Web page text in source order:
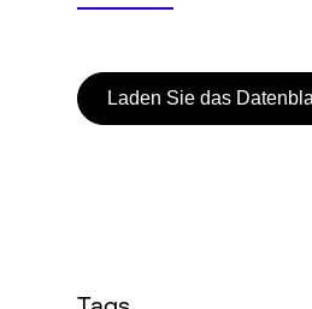
Laden Sie das